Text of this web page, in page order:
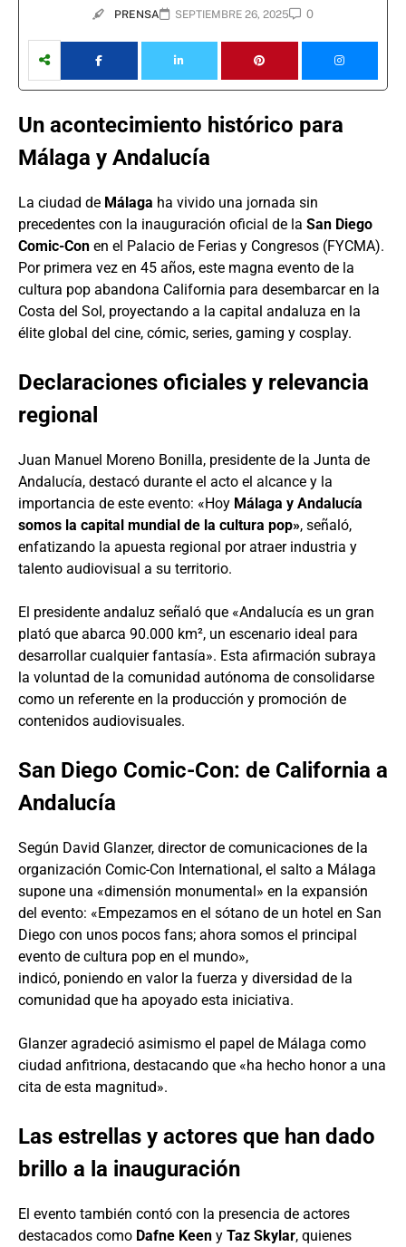
PRENSA SEPTIEMBRE 26, 2025 0
Un acontecimiento histórico para
Málaga y Andalucía
La ciudad de Málaga ha vivido una jornada sin
precedentes con la inauguración oficial de la San Diego
Comic-Con en el Palacio de Ferias y Congresos (FYCMA).
Por primera vez en 45 años, este magna evento de la
cultura pop abandona California para desembarcar en la
Costa del Sol, proyectando a la capital andaluza en la
élite global del cine, cómic, series, gaming y cosplay.
Declaraciones oficiales y relevancia
regional
Juan Manuel Moreno Bonilla, presidente de la Junta de
Andalucía, destacó durante el acto el alcance y la
importancia de este evento: «Hoy Málaga y Andalucía
somos la capital mundial de la cultura pop», señaló,
enfatizando la apuesta regional por atraer industria y
talento audiovisual a su territorio.
El presidente andaluz señaló que «Andalucía es un gran
plató que abarca 90.000 km², un escenario ideal para
desarrollar cualquier fantasía». Esta afirmación subraya
la voluntad de la comunidad autónoma de consolidarse
como un referente en la producción y promoción de
contenidos audiovisuales.
San Diego Comic-Con: de California a
Andalucía
Según David Glanzer, director de comunicaciones de la
organización Comic-Con International, el salto a Málaga
supone una «dimensión monumental» en la expansión
del evento: «Empezamos en el sótano de un hotel en San
Diego con unos pocos fans; ahora somos el principal
evento de cultura pop en el mundo»,
indicó, poniendo en valor la fuerza y diversidad de la
comunidad que ha apoyado esta iniciativa.
Glanzer agradeció asimismo el papel de Málaga como
ciudad anfitriona, destacando que «ha hecho honor a una
cita de esta magnitud».
Las estrellas y actores que han dado
brillo a la inauguración
El evento también contó con la presencia de actores
destacados como Dafne Keen y Taz Skylar, quienes